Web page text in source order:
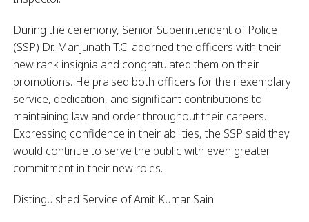
During the ceremony, Senior Superintendent of Police
(SSP) Dr. Manjunath T.C. adorned the officers with their
new rank insignia and congratulated them on their
promotions. He praised both officers for their exemplary
service, dedication, and significant contributions to
maintaining law and order throughout their careers.
Expressing confidence in their abilities, the SSP said they
would continue to serve the public with even greater
commitment in their new roles.
Distinguished Service of Amit Kumar Saini